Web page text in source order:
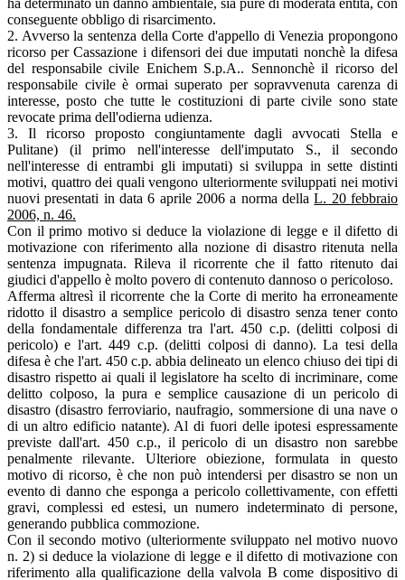
conseguente obbligo di risarcimento.
2. Avverso la sentenza della Corte d'appello di Venezia propongono
ricorso per Cassazione i difensori dei due imputati nonchè la difesa
del responsabile civile Enichem S.p.A.. Sennonchè il ricorso del
responsabile civile è ormai superato per sopravvenuta carenza di
interesse, posto che tutte le costituzioni di parte civile sono state
revocate prima dell'odierna udienza.
3. Il ricorso proposto congiuntamente dagli avvocati Stella e
Pulitane) (il primo nell'interesse dell'imputato S., il secondo
nell'interesse di entrambi gli imputati) si sviluppa in sette distinti
motivi, quattro dei quali vengono ulteriormente sviluppati nei motivi
nuovi presentati in data 6 aprile 2006 a norma dellaL. 20 febbraio
2006, n. 46.
Con il primo motivo si deduce la violazione di legge e il difetto di
motivazione con riferimento alla nozione di disastro ritenuta nella
sentenza impugnata. Rileva il ricorrente che il fatto ritenuto dai
giudici d'appello è molto povero di contenuto dannoso o pericoloso.
Afferma altresì il ricorrente che la Corte di merito ha erroneamente
ridotto il disastro a semplice pericolo di disastro senza tener conto
della fondamentale differenza tra l'art. 450 c.p. (delitti colposi di
pericolo) e l'art. 449 c.p. (delitti colposi di danno). La tesi della
difesa è che l'art. 450 c.p. abbia delineato un elenco chiuso dei tipi di
disastro rispetto ai quali il legislatore ha scelto di incriminare, come
delitto colposo, la pura e semplice causazione di un pericolo di
disastro (disastro ferroviario, naufragio, sommersione di una nave o
di un altro edificio natante). Al di fuori delle ipotesi espressamente
previste dall'art. 450 c.p., il pericolo di un disastro non sarebbe
penalmente rilevante. Ulteriore obiezione, formulata in questo
motivo di ricorso, è che non può intendersi per disastro se non un
evento di danno che esponga a pericolo collettivamente, con effetti
gravi, complessi ed estesi, un numero indeterminato di persone,
generando pubblica commozione.
Con il secondo motivo (ulteriormente sviluppato nel motivo nuovo
n. 2) si deduce la violazione di legge e il difetto di motivazione con
riferimento alla qualificazione della valvola B come dispositivo di